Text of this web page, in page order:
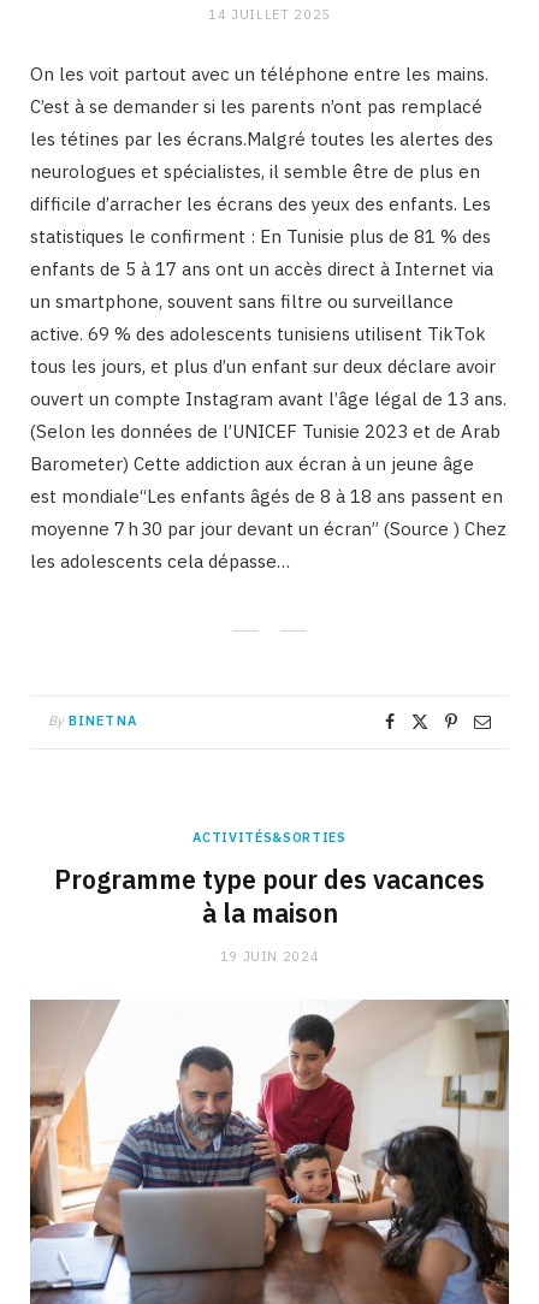
14 JUILLET 2025
On les voit partout avec un téléphone entre les mains.
C’est à se demander si les parents n’ont pas remplacé
les tétines par les écrans.Malgré toutes les alertes des
neurologues et spécialistes, il semble être de plus en
difficile d’arracher les écrans des yeux des enfants. Les
statistiques le confirment : En Tunisie plus de 81 % des
enfants de 5 à 17 ans ont un accès direct à Internet via
un smartphone, souvent sans filtre ou surveillance
active. 69 % des adolescents tunisiens utilisent TikTok
tous les jours, et plus d’un enfant sur deux déclare avoir
ouvert un compte Instagram avant l’âge légal de 13 ans.
(Selon les données de l’UNICEF Tunisie 2023 et de Arab
Barometer) Cette addiction aux écran à un jeune âge
est mondiale“Les enfants âgés de 8 à 18 ans passent en
moyenne 7 h 30 par jour devant un écran” (Source ) Chez
les adolescents cela dépasse…
By BINETNA
ACTIVITÉS&SORTIES
Programme type pour des vacances
à la maison
19 JUIN 2024